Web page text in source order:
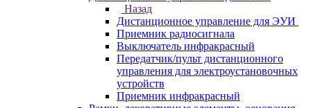
Назад
Дистанционное управление для ЭУИ
Приемник радиосигнала
Выключатель инфракрасный
Передатчик/пульт дистанционного
управления для электроустановочных
устройств
Приемник инфракрасный